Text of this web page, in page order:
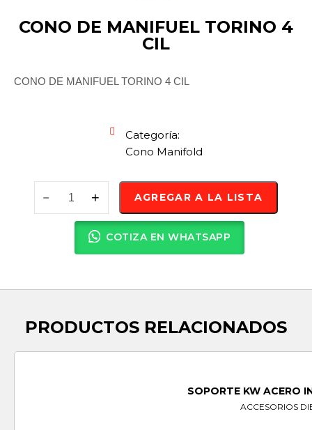
CONO DE MANIFUEL TORINO 4
CIL
CONO DE MANIFUEL TORINO 4 CIL
Categoría:
Cono Manifold
AGREGAR A LA LISTA
COTIZA EN WHATSAPP
PRODUCTOS RELACIONADOS
SOPORTE KW ACERO
ACCESORIOS